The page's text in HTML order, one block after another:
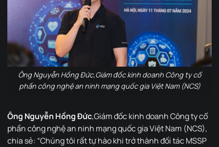
Ông Nguyễn Hồng Đức,Giám đốc kinh doanh Công ty cổ
phần công nghệ an ninh mạng quốc gia Việt Nam (NCS)
Ông Nguyễn Hồng Đức,Giám đốc kinh doanh Công ty cổ
phần công nghệ an ninh mạng quốc gia Việt Nam (NCS),
chia sẻ: “Chúng tôi rất tự hào khi trở thành đối tác MSSP